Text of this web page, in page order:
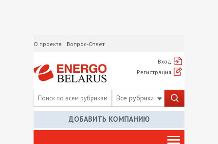
О проекте Вопрос-Ответ
Вход
Регистрация
Все рубрики
ДОБАВИТЬ КОМПАНИЮ